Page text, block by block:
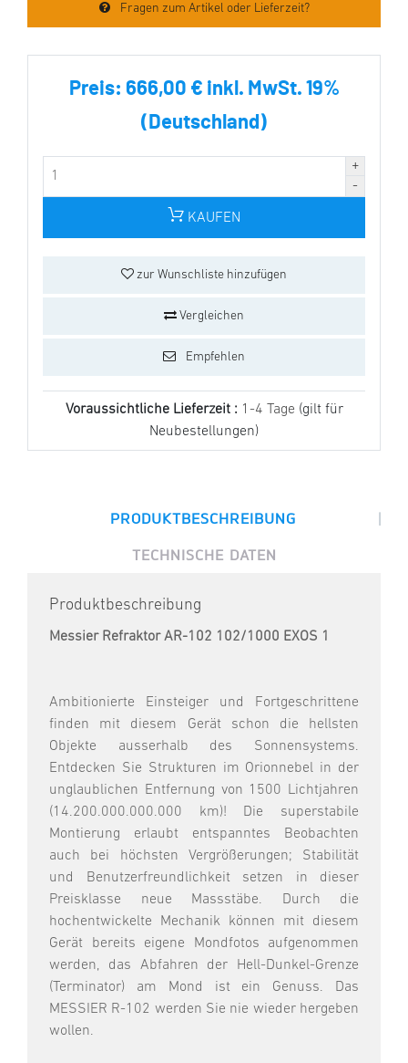
Fragen zum Artikel oder Lieferzeit?
Preis: 666,00 € inkl. MwSt. 19%
(Deutschland)
KAUFEN
zur Wunschliste hinzufügen
Vergleichen
Empfehlen
Voraussichtliche Lieferzeit : 1-4 Tage (gilt für
Neubestellungen)
PRODUKTBESCHREIBUNG |
TECHNISCHE DATEN
Produktbeschreibung
Messier Refraktor AR-102 102/1000 EXOS 1
Ambitionierte Einsteiger und Fortgeschrittene
finden mit diesem Gerät schon die hellsten
Objekte ausserhalb des Sonnensystems.
Entdecken Sie Strukturen im Orionnebel in der
unglaublichen Entfernung von 1500 Lichtjahren
(14.200.000.000.000 km)! Die superstabile
Montierung erlaubt entspanntes Beobachten
auch bei höchsten Vergrößerungen; Stabilität
und Benutzerfreundlichkeit setzen in dieser
Preisklasse neue Massstäbe. Durch die
hochentwickelte Mechanik können mit diesem
Gerät bereits eigene Mondfotos aufgenommen
werden, das Abfahren der Hell-Dunkel-Grenze
(Terminator) am Mond ist ein Genuss. Das
MESSIER R-102 werden Sie nie wieder hergeben
wollen.